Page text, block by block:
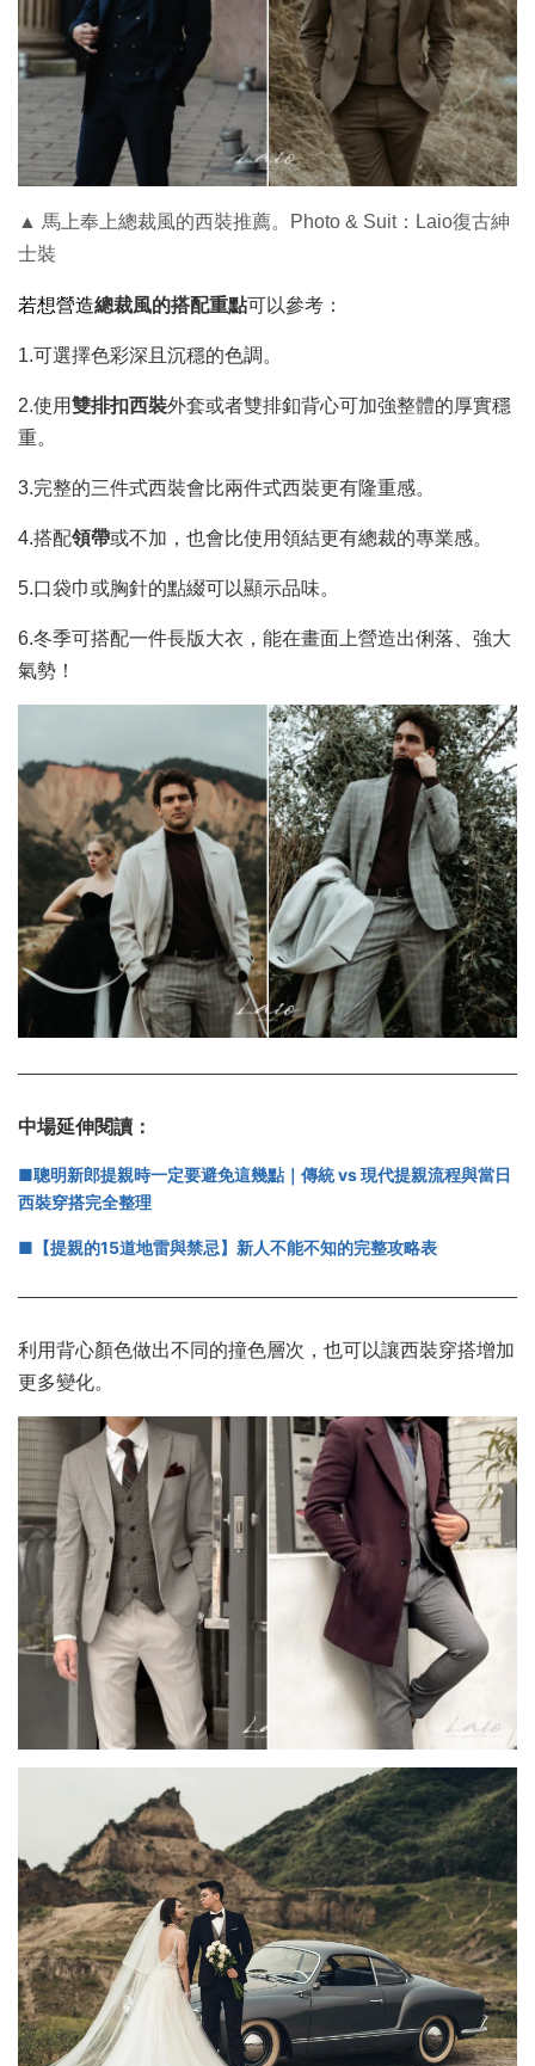
▲ 馬上奉上總裁風的西裝推薦。Photo & Suit：Laio復古紳
士裝
若想營造總裁風的搭配重點可以參考：
1.可選擇色彩深且沉穩的色調。
2.使用雙排扣西裝外套或者雙排釦背心可加強整體的厚實穩
重。
3.完整的三件式西裝會比兩件式西裝更有隆重感。
4.搭配領帶或不加，也會比使用領結更有總裁的專業感。
5.口袋巾或胸針的點綴可以顯示品味。
6.冬季可搭配一件長版大衣，能在畫面上營造出俐落、強大
氣勢！
中場延伸閱讀：
■聰明新郎提親時一定要避免這幾點｜傳統 vs 現代提親流程與當日
西裝穿搭完全整理
■【提親的15道地雷與禁忌】新人不能不知的完整攻略表
利用背心顏色做出不同的撞色層次，也可以讓西裝穿搭增加
更多變化。